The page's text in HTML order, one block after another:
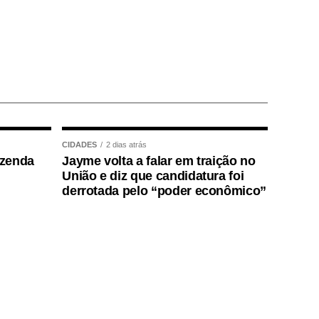
CIDADES 2 dias atrás
Jayme volta a falar em traição no
União e diz que candidatura foi
derrotada pelo “poder econômico”